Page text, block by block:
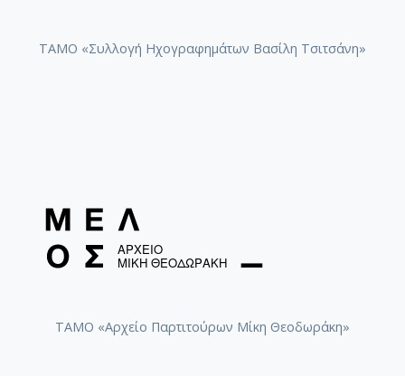
ΤΑΜΟ «Συλλογή Ηχογραφημάτων Βασίλη Τσιτσάνη»
ΤΑΜΟ «Αρχείο Παρτιτούρων Μίκη Θεοδωράκη»